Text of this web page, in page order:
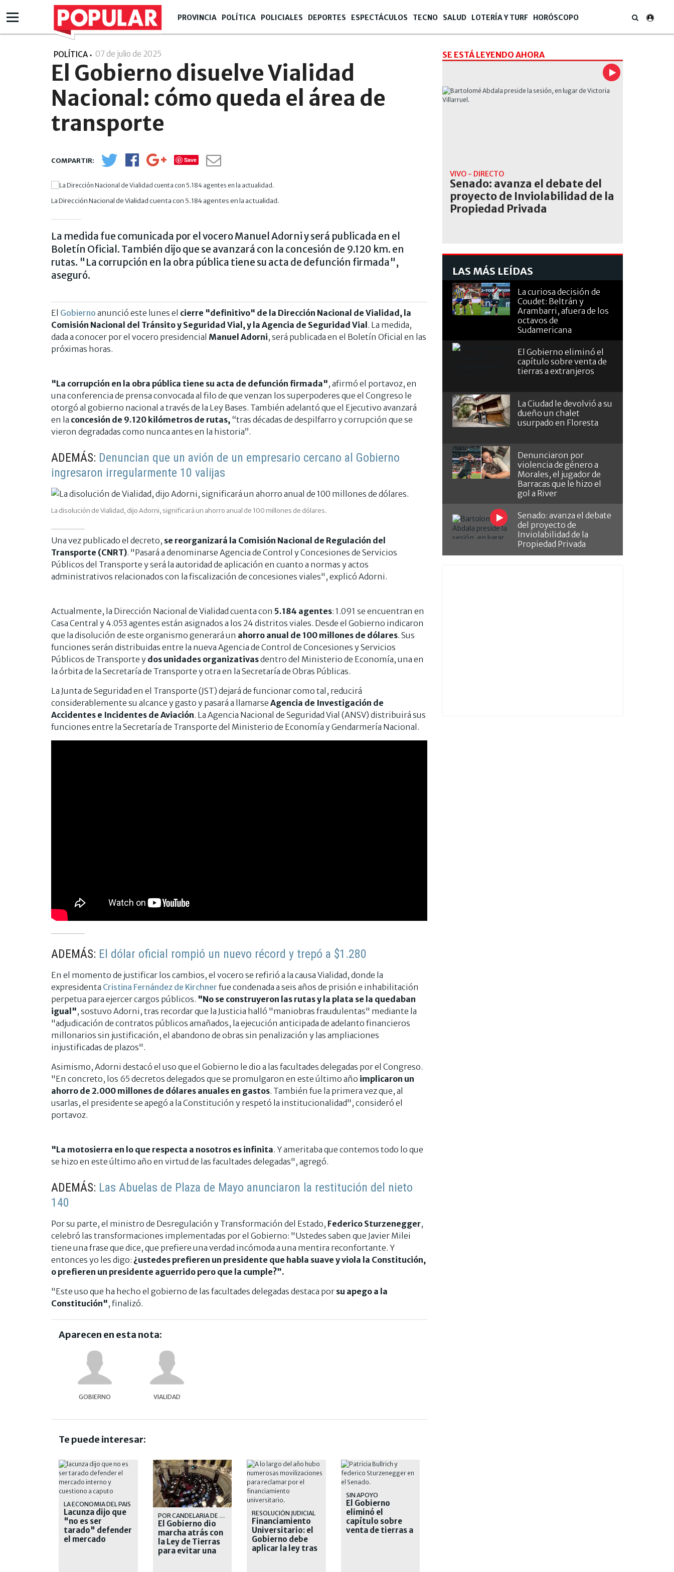
PROVINCIA POLÍTICA POLICIALES DEPORTES ESPECTÁCULOS TECNO SALUD LOTERÍA Y TURF HORÓSCOPO
POLÍTICA 07 de julio de 2025
El Gobierno disuelve Vialidad
Nacional: cómo queda el área de
transporte
Save
La Dirección Nacional de Vialidad cuenta con 5.184 agentes en la actualidad.
La medida fue comunicada por el vocero Manuel Adorni y será publicada en el
Boletín Oficial. También dijo que se avanzará con la concesión de 9.120 km. en
rutas. "La corrupción en la obra pública tiene su acta de defunción firmada",
aseguró.
El Gobierno anunció este lunes el cierre "definitivo" de la Dirección Nacional de Vialidad, la
Comisión Nacional del Tránsito y Seguridad Vial, y la Agencia de Seguridad Vial. La medida,
dada a conocer por el vocero presidencial Manuel Adorni, será publicada en el Boletín Oficial en las
próximas horas.
"La corrupción en la obra pública tiene su acta de defunción firmada", afirmó el portavoz, en
una conferencia de prensa convocada al filo de que venzan los superpoderes que el Congreso le
otorgó al gobierno nacional a través de la Ley Bases. También adelantó que el Ejecutivo avanzará
en la concesión de 9.120 kilómetros de rutas, “tras décadas de despilfarro y corrupción que se
vieron degradadas como nunca antes en la historia”.
ADEMÁS: Denuncian que un avión de un empresario cercano al Gobierno
ingresaron irregularmente 10 valijas
La disolución de Vialidad, dijo Adorni, significará un ahorro anual de 100 millones de dólares.
Una vez publicado el decreto, se reorganizará la Comisión Nacional de Regulación del
Transporte (CNRT). "Pasará a denominarse Agencia de Control y Concesiones de Servicios
Públicos del Transporte y será la autoridad de aplicación en cuanto a normas y actos
administrativos relacionados con la fiscalización de concesiones viales", explicó Adorni.
Actualmente, la Dirección Nacional de Vialidad cuenta con 5.184 agentes: 1.091 se encuentran en
Casa Central y 4.053 agentes están asignados a los 24 distritos viales. Desde el Gobierno indicaron
que la disolución de este organismo generará un ahorro anual de 100 millones de dólares. Sus
funciones serán distribuidas entre la nueva Agencia de Control de Concesiones y Servicios
Públicos de Transporte y dos unidades organizativasdentro del Ministerio de Economía, una en
la órbita de la Secretaría de Transporte y otra en la Secretaría de Obras Públicas.
La Junta de Seguridad en el Transporte (JST) dejará de funcionar como tal, reducirá
considerablemente su alcance y gasto y pasará a llamarse Agencia de Investigación de
Accidentes e Incidentes de Aviación. La Agencia Nacional de Seguridad Vial (ANSV) distribuirá sus
funciones entre la Secretaría de Transporte del Ministerio de Economía y Gendarmería Nacional.
ADEMÁS: El dólar oficial rompió un nuevo récord y trepó a $1.280
En el momento de justificar los cambios, el vocero se refirió a la causa Vialidad, donde la
expresidenta Cristina Fernández de Kirchner fue condenada a seis años de prisión e inhabilitación
perpetua para ejercer cargos públicos. "No se construyeron las rutas y la plata se la quedaban
igual", sostuvo Adorni, tras recordar que la Justicia halló "maniobras fraudulentas" mediante la
"adjudicación de contratos públicos amañados, la ejecución anticipada de adelanto financieros
millonarios sin justificación, el abandono de obras sin penalización y las ampliaciones
injustificadas de plazos".
Asimismo, Adorni destacó el uso que el Gobierno le dio a las facultades delegadas por el Congreso.
"En concreto, los 65 decretos delegados que se promulgaron en este último año implicaron un
ahorro de 2.000 millones de dólares anuales en gastos. También fue la primera vez que, al
usarlas, el presidente se apegó a la Constitución y respetó la institucionalidad", consideró el
portavoz.
"La motosierra en lo que respecta a nosotros es infinita. Y ameritaba que contemos todo lo que
se hizo en este último año en virtud de las facultades delegadas", agregó.
ADEMÁS: Las Abuelas de Plaza de Mayo anunciaron la restitución del nieto
140
Por su parte, el ministro de Desregulación y Transformación del Estado, Federico Sturzenegger,
celebró las transformaciones implementadas por el Gobierno: "Ustedes saben que Javier Milei
tiene una frase que dice, que prefiere una verdad incómoda a una mentira reconfortante. Y
entonces yo les digo: ¿ustedes prefieren un presidente que habla suave y viola la Constitución,
o prefieren un presidente aguerrido pero que la cumple?”.
"Este uso que ha hecho el gobierno de las facultades delegadas destaca por su apego a la
Constitución", finalizó.
Aparecen en esta nota:
GOBIERNO VIALIDAD
Te puede interesar:
LA ECONOMIA DEL PAIS
Lacunza dijo que
"no es ser
tarado" defender
el mercado
POR CANDELARIA DE LA SOTA
El Gobierno dio
marcha atrás con
la Ley de Tierras
para evitar una
RESOLUCIÓN JUDICIAL
Financiamiento
Universitario: el
Gobierno debe
aplicar la ley tras
SIN APOYO
El Gobierno
eliminó el
capítulo sobre
venta de tierras a
SE ESTÁ LEYENDO AHORA
VIVO - DIRECTO
Senado: avanza el debate del
proyecto de Inviolabilidad de la
Propiedad Privada
LAS MÁS LEÍDAS
La curiosa decisión de
Coudet: Beltrán y
Arambarri, afuera de los
octavos de
Sudamericana
El Gobierno eliminó el
capítulo sobre venta de
tierras a extranjeros
La Ciudad le devolvió a su
dueño un chalet
usurpado en Floresta
Denunciaron por
violencia de género a
Morales, el jugador de
Barracas que le hizo el
gol a River
Senado: avanza el debate
del proyecto de
Inviolabilidad de la
Propiedad Privada